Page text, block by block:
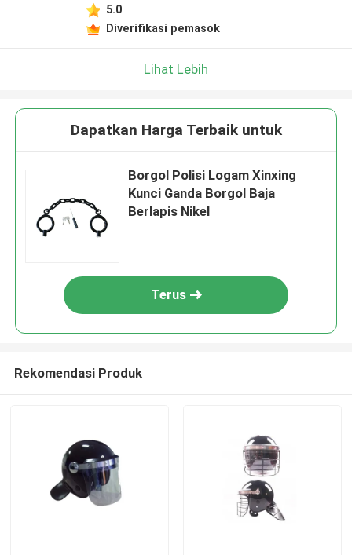
5.0
Diverifikasi pemasok
Lihat Lebih
Dapatkan Harga Terbaik untuk
Borgol Polisi Logam Xinxing
Kunci Ganda Borgol Baja
Berlapis Nikel
Terus
Rekomendasi Produk